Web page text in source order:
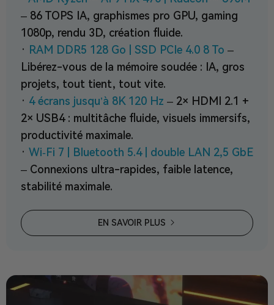
– 86 TOPS IA, graphismes pro GPU, gaming
1080p, rendu 3D, création fluide.
· RAM DDR5 128 Go | SSD PCIe 4.0 8 To –
Libérez-vous de la mémoire soudée : IA, gros
projets, tout tient, tout vite.
· 4 écrans jusqu’à 8K 120 Hz – 2× HDMI 2.1 +
2× USB4 : multitâche fluide, visuels immersifs,
productivité maximale.
· Wi‑Fi 7 | Bluetooth 5.4 | double LAN 2,5 GbE
– Connexions ultra-rapides, faible latence,
stabilité maximale.
EN SAVOIR PLUS